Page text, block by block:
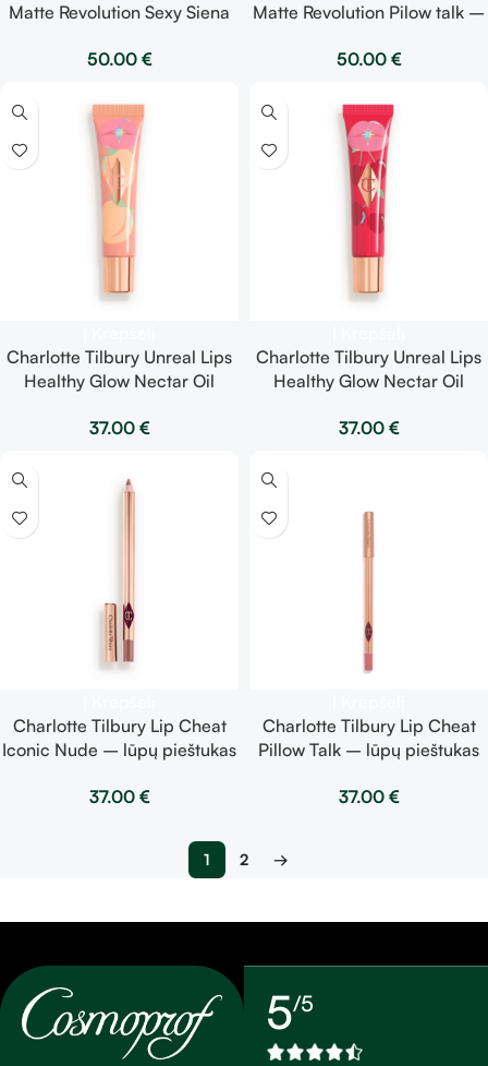
Matte Revolution Sexy Siena
50.00 €
Matte Revolution Pilow talk –
50.00 €
Charlotte Tilbury Unreal Lips
Healthy Glow Nectar Oil
lūpų aliejus
37.00 €
Charlotte Tilbury Unreal Lips
Healthy Glow Nectar Oil
lūpų aliejus
37.00 €
Charlotte Tilbury Lip Cheat
Iconic Nude – lūpų pieštukas
37.00 €
Charlotte Tilbury Lip Cheat
Pillow Talk – lūpų pieštukas
37.00 €
1 2 →
5/5